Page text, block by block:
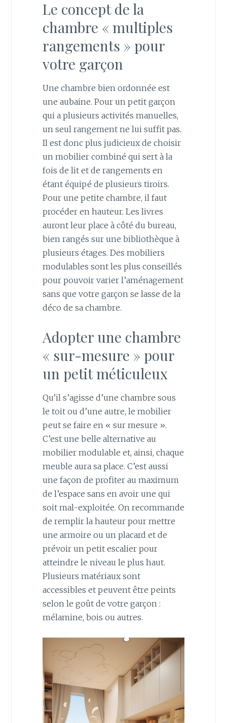
Le concept de la
chambre « multiples
rangements » pour
votre garçon
Une chambre bien ordonnée est
une aubaine. Pour un petit garçon
qui a plusieurs activités manuelles,
un seul rangement ne lui suffit pas.
Il est donc plus judicieux de choisir
un mobilier combiné qui sert à la
fois de lit et de rangements en
étant équipé de plusieurs tiroirs.
Pour une petite chambre, il faut
procéder en hauteur. Les livres
auront leur place à côté du bureau,
bien rangés sur une bibliothèque à
plusieurs étages. Des mobiliers
modulables sont les plus conseillés
pour pouvoir varier l’aménagement
sans que votre garçon se lasse de la
déco de sa chambre.
Adopter une chambre
« sur-mesure » pour
un petit méticuleux
Qu’il s’agisse d’une chambre sous
le toit ou d’une autre, le mobilier
peut se faire en « sur mesure ».
C’est une belle alternative au
mobilier modulable et, ainsi, chaque
meuble aura sa place. C’est aussi
une façon de profiter au maximum
de l’espace sans en avoir une qui
soit mal-exploitée. On recommande
de remplir la hauteur pour mettre
une armoire ou un placard et de
prévoir un petit escalier pour
atteindre le niveau le plus haut.
Plusieurs matériaux sont
accessibles et peuvent être peints
selon le goût de votre garçon :
mélamine, bois ou autres.